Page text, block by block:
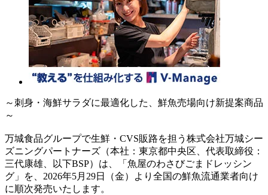
～刺身・海鮮サラダに最適化した、鮮魚売場向け新提案商品
～
万城食品グループで生鮮・CVS販路を担う株式会社万城シー
ズニングパートナーズ（本社：東京都中央区、代表取締役：
三代康雄、以下BSP）は、「魚屋のわさびごまドレッシン
グ」を、2026年5月29日（金）より全国の鮮魚流通業者向け
に順次発売いたします。